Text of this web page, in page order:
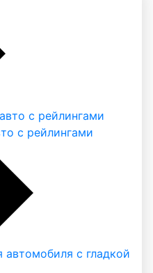
с рейлингами